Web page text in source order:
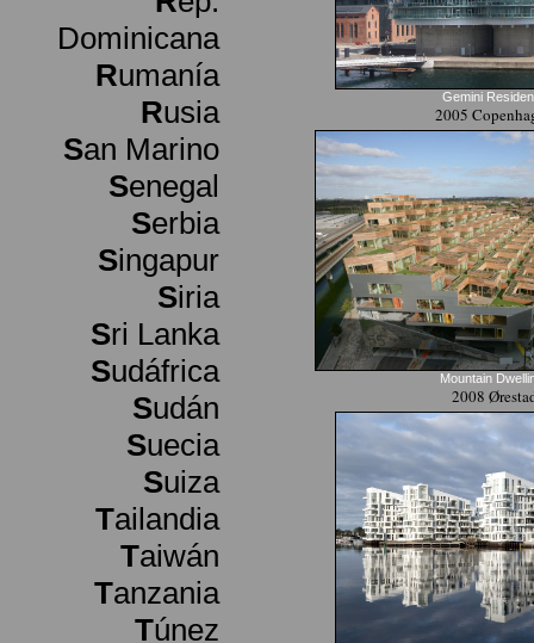
Dominicana
Rumanía
Rusia
San Marino
Senegal
Serbia
Singapur
Siria
Sri Lanka
Sudáfrica
Sudán
Suecia
Suiza
Tailandia
Taiwán
Tanzania
Túnez
Gemini
2005
Mountain
2008